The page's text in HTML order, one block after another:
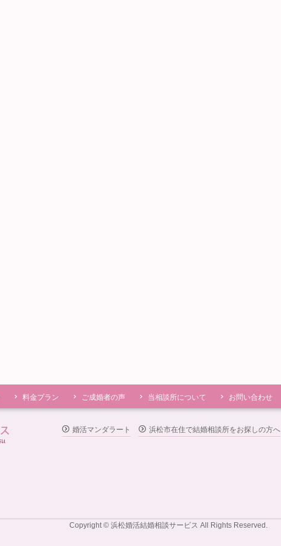
料金プラン ご成婚者の声 当相談所について お問い合わせ
婚活マンダラート 浜松市在住で結婚相談所をお探しの方へ
Copyright © 浜松婚活結婚相談サービス All Rights Reserved.